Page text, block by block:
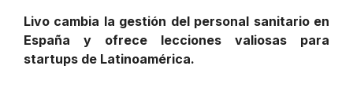
Livo cambia la gestión del personal sanitario en
España y ofrece lecciones valiosas para
startups de Latinoamérica.